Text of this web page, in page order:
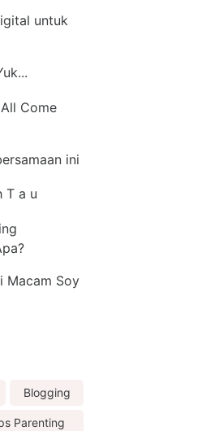
untuk
Come
ini
T a u
Macam Soy
Blogging
Parenting